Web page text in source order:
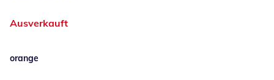
Ausverkauft
orange